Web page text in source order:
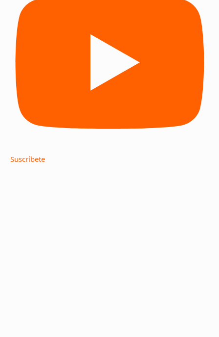
Suscríbete